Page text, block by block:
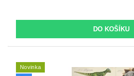
Novinka